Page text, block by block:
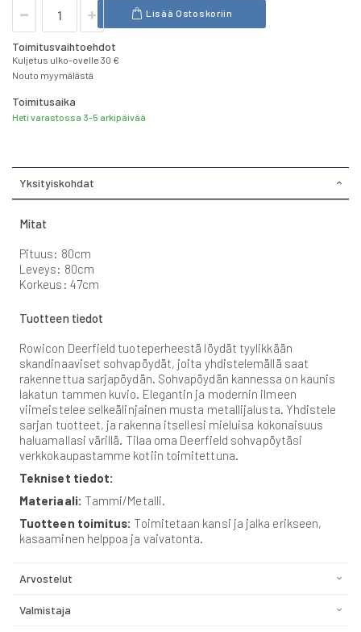
Lisää Ostoskoriin
Toimitusvaihtoehdot
Kuljetus ulko-ovelle 30 €
Nouto myymälästä
Toimitusaika
Heti varastossa 3-5 arkipäivää
Yksityiskohdat
Mitat
Pituus: 80cm
Leveys: 80cm
Korkeus: 47cm
Tuotteen tiedot
Rowicon Deerfield tuoteperheestä löydät tyylikkään
skandinaaviset sohvapöydät, joita yhdistelemällä saat
rakennettua sarjapöydän. Sohvapöydän kannessa on kaunis
lakatun tammen kuvio. Elegantin ja modernin ilmeen
viimeistelee selkeälinjainen musta metallijalusta. Yhdistele
sarjan tuotteet, ja rakenna itsellesi mieluisa kokonaisuus
haluamallasi värillä. Tilaa oma Deerfield sohvapöytäsi
verkkokaupastamme kotiin toimitettuna.
Tekniset tiedot:
Materiaali: Tammi/Metalli.
Tuotteen toimitus: Toimitetaan kansi ja jalka erikseen,
kasaaminen helppoa ja vaivatonta.
Arvostelut
Valmistaja